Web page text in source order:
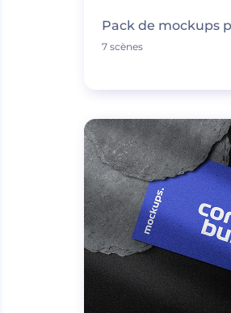
Pack de mockups
7 scènes